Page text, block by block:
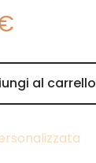
al carrello